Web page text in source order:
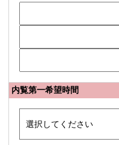
内覧第一希望時間